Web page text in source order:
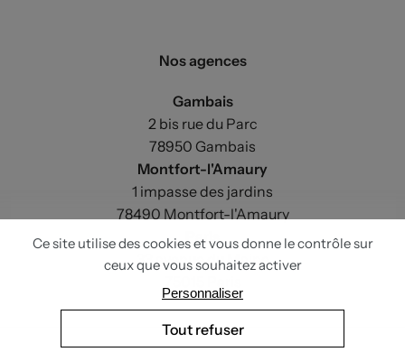
Nos agences
Gambais
2 bis rue du Parc
78950 Gambais
Montfort-l'Amaury
1 impasse des jardins
78490 Montfort-l'Amaury
Paris
33 avenue du Maine